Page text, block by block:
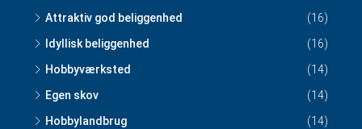
Attraktiv god beliggenhed
(16)
Idyllisk beliggenhed
(16)
Hobbyværksted
(14)
Egen skov
(14)
Hobbylandbrug
(14)